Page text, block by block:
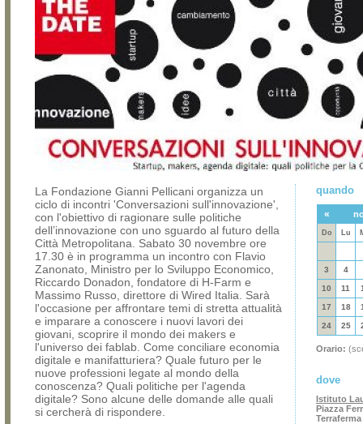
La Fondazione Gianni Pellicani organizza un
ciclo di incontri 'Conversazioni sull'innovazione',
con l'obiettivo di ragionare sulle politiche
dell’innovazione con uno sguardo al futuro della
Città Metropolitana. Sabato 30 novembre ore
17.30 è in programma un incontro con Flavio
Zanonato, Ministro per lo Sviluppo Economico,
Riccardo Donadon, fondatore di H-Farm e
Massimo Russo, direttore di Wired Italia. Sarà
l'occasione per affrontare temi di stretta attualità
e imparare a conoscere i nuovi lavori dei
giovani, scoprire il mondo dei makers e
l'universo dei fablab. Come conciliare economia
digitale e manifatturiera? Quale futuro per le
nuove professioni legate al mondo della
conoscenza? Quali politiche per l'agenda
digitale? Sono alcune delle domande alle quali
si cercherà di rispondere.
quando
«
Do Lu
3 4
10 11
17 18
24 25
Orario:
dove
Istituto
Piazza
Terraferma